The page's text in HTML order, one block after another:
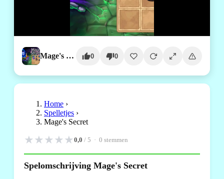
Mage's Secret 0 0
Home ›
Spelletjes ›
Mage's Secret
★★★★★0,0 / 5 · 0 stemmen
Spelomschrijving Mage's Secret